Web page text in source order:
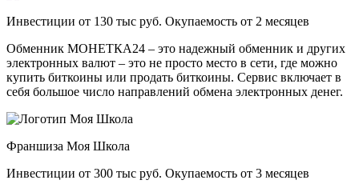
Инвестиции от 130 тыс руб. Окупаемость от 2 месяцев
Обменник МОНЕТКА24 – это надежный обменник и других
электронных валют – это не просто место в сети, где можно
купить биткоины или продать биткоины. Сервис включает в
себя большое число направлений обмена электронных денег.
Франшиза Моя Школа
Инвестиции от 300 тыс руб. Окупаемость от 3 месяцев